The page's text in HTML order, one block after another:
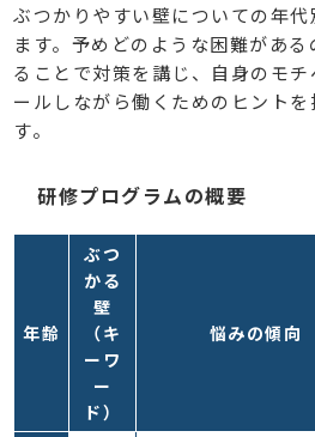
ぶつかりやすい壁についての年
ます。予めどのような困難があ
ることで対策を講じ、自身のモ
ールしながら働くためのヒント
す。
研修プログラムの概要
年齢
ぶつ
かる
壁
（キ
ーワ
ー
ド）
悩みの傾向